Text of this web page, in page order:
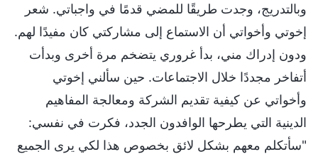
وبالتدريج، وجدت طريقًا للمضي قدمًا في واجباتي. شعر
إخوتي وأخواتي أن الاستماع إلى مشاركتي كان مفيدًا لهم.
ودون إدراك مني، بدأ غروري يتضخم مرة أخرى وبدأت
أتفاخر مجددًا خلال الاجتماعات. حين سألني إخوتي
وأخواتي عن كيفية تقديم الشركة ومعالجة المفاهيم
الدينية التي يطرحها الوافدون الجدد، فكرت في نفسي:
"سأتكلم معهم بشكل لائق بخصوص هذا لكي يرى الجميع